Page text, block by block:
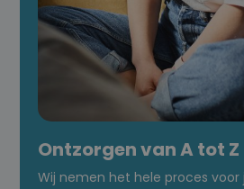
Ontzorgen van A tot Z
Wij nemen het hele proces voor